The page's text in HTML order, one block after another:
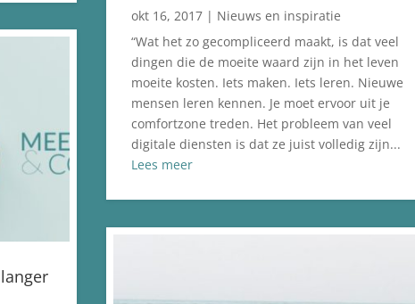
okt 16, 2017| Nieuws en inspiratie
“Wat het zo gecompliceerd maakt, is dat veel
dingen die de moeite waard zijn in het leven
moeite kosten. Iets maken. Iets leren. Nieuwe
mensen leren kennen. Je moet ervoor uit je
comfortzone treden. Het probleem van veel
digitale diensten is dat ze juist volledig zijn...
Lees meer